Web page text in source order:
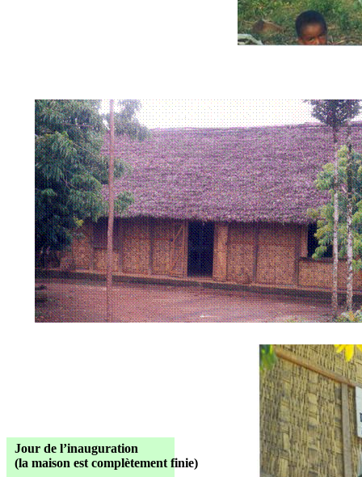
Jour de l’inauguration
(la maison est complètement finie)